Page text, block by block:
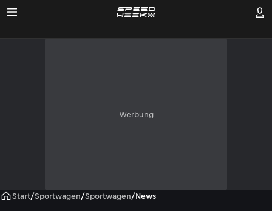
Werbung
Start/Sportwagen/Sportwagen/News